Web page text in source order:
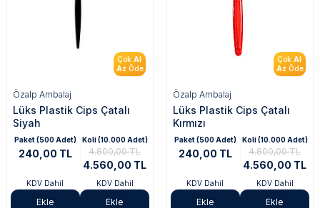
Çok Al
Az Öde
Özalp Ambalaj
Lüks Plastik Cips Çatalı
Siyah
Paket (500 Adet)
240,00 TL
KDV Dahil
Ekle
Koli (10.000 Adet)
4.800,00 TL
4.560,00 TL
KDV Dahil
Ekle
Çok Al
Az Öde
Özalp Ambalaj
Lüks Plastik Cips Çatalı
Kırmızı
Paket (500 Adet)
240,00 TL
KDV Dahil
Ekle
Koli (10.000 Adet)
4.800,00 TL
4.560,00 TL
KDV Dahil
Ekle